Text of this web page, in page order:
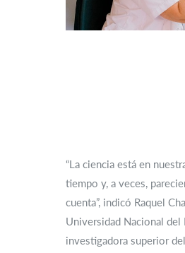
“La ciencia está en
tiempo y, a veces,
cuenta”, indicó Raquel
Universidad Nacional del
investigadora superior